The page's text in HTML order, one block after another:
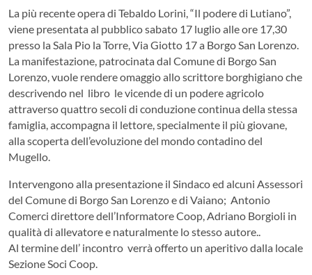
La più recente opera di Tebaldo Lorini, “Il podere di Lutiano”,
viene presentata al pubblico sabato 17 luglio alle ore 17,30
presso la Sala Pio la Torre, Via Giotto 17 a Borgo San Lorenzo.
La manifestazione, patrocinata dal Comune di Borgo San
Lorenzo, vuole rendere omaggio allo scrittore borghigiano che
descrivendo nel libro le vicende di un podere agricolo
attraverso quattro secoli di conduzione continua della stessa
famiglia, accompagna il lettore, specialmente il più giovane,
alla scoperta dell’evoluzione del mondo contadino del
Mugello.
Intervengono alla presentazione il Sindaco ed alcuni Assessori
del Comune di Borgo San Lorenzo e di Vaiano; Antonio
Comerci direttore dell’Informatore Coop, Adriano Borgioli in
qualità di allevatore e naturalmente lo stesso autore..
Al termine dell’ incontro verrà offerto un aperitivo dalla locale
Sezione Soci Coop.